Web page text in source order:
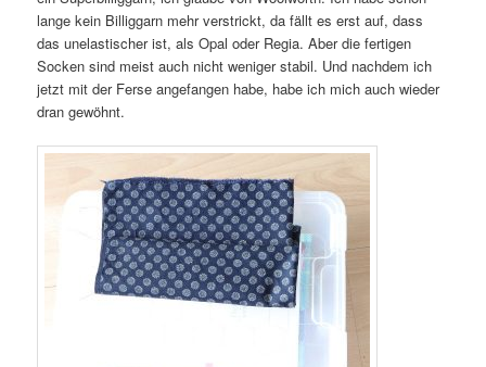
lange kein Billiggarn mehr verstrickt, da fällt es erst auf, dass
das unelastischer ist, als Opal oder Regia. Aber die fertigen
Socken sind meist auch nicht weniger stabil. Und nachdem ich
jetzt mit der Ferse angefangen habe, habe ich mich auch wieder
dran gewöhnt.